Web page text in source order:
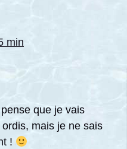
min
que je vais
mais je ne sais
!